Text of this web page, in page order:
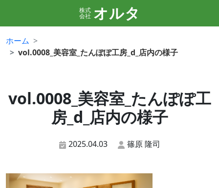
株式
会社 オルタ
ホーム
vol.0008_美容室_たんぽぽ工房_d_店内の様子
vol.0008_美容室_たんぽぽ工
房_d_店内の様子
2025.04.03 篠原 隆司